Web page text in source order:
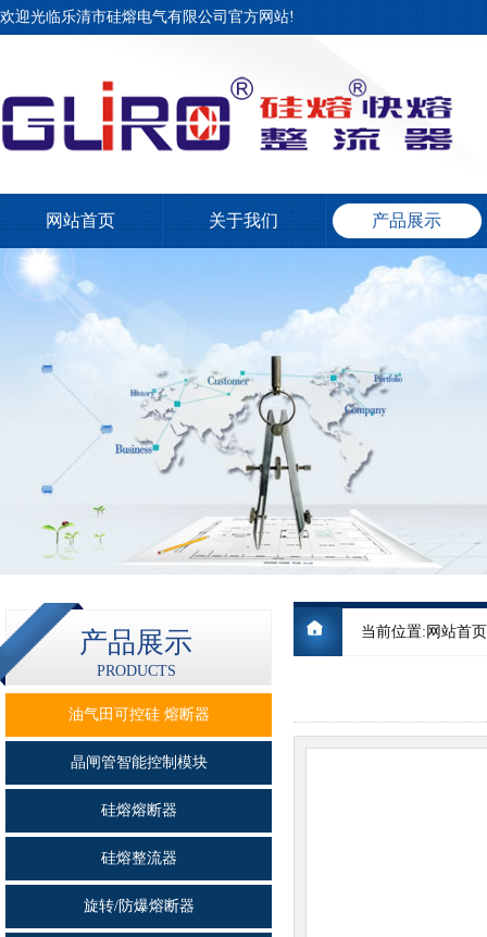
欢迎光临乐清市硅熔电气有限公司官方网站!
网站首页 关于我们 产品展示
产品展示
PRODUCTS
油气田可控硅 熔断器
晶闸管智能控制模块
硅熔熔断器
硅熔整流器
旋转/防爆熔断器
当前位置: 网站首页